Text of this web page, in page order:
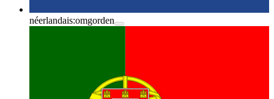
néerlandais:omgorden